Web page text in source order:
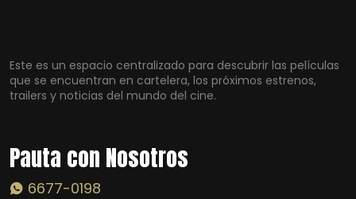
Este es un espacio centralizado para descubrir las películas
que se encuentran en cartelera, los próximos estrenos,
trailers y noticias del mundo del cine.
Pauta con Nosotros
6677-0198